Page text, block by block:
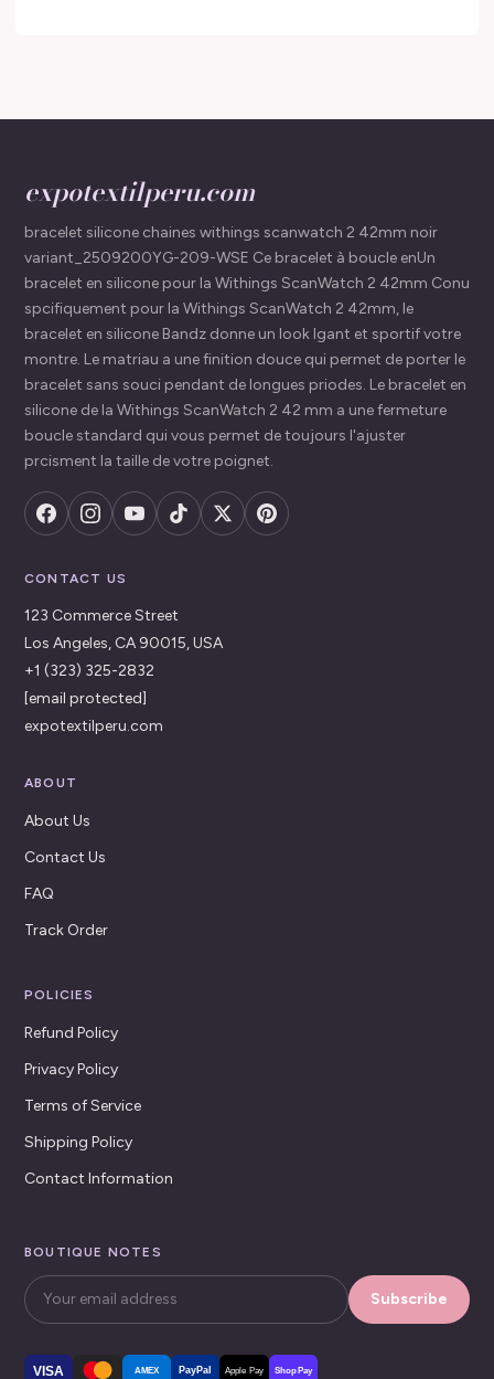
expotextilperu.com
bracelet silicone chaines withings scanwatch 2 42mm noir
variant_2509200YG-209-WSE Ce bracelet à boucle enUn
bracelet en silicone pour la Withings ScanWatch 2 42mm Conu
spcifiquement pour la Withings ScanWatch 2 42mm, le
bracelet en silicone Bandz donne un look lgant et sportif votre
montre. Le matriau a une finition douce qui permet de porter le
bracelet sans souci pendant de longues priodes. Le bracelet en
silicone de la Withings ScanWatch 2 42 mm a une fermeture
boucle standard qui vous permet de toujours l'ajuster
prcisment la taille de votre poignet.
CONTACT US
123 Commerce Street
Los Angeles, CA 90015, USA
+1 (323) 325-2832
[email protected]
expotextilperu.com
ABOUT
About Us
Contact Us
FAQ
Track Order
POLICIES
Refund Policy
Privacy Policy
Terms of Service
Shipping Policy
Contact Information
BOUTIQUE NOTES
Subscribe
VISA AMEX PayPal Apple Pay Shop Pay